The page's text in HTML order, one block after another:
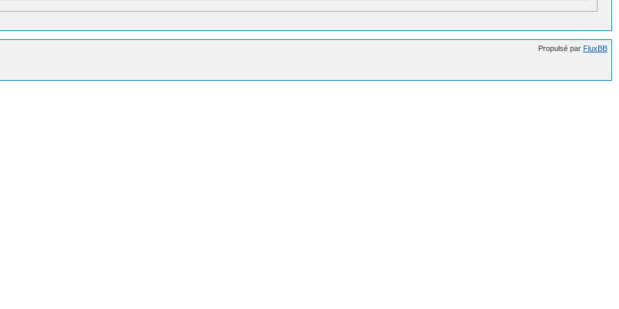
Propulsé par FluxBB